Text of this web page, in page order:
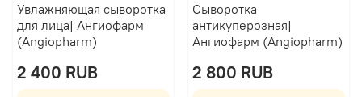
Увлажняющая сыворотка
для лица| Ангиофарм
(Angiopharm)
2 400 RUB
Сыворотка
антикуперозная|
Ангиофарм (Angiopharm)
2 800 RUB